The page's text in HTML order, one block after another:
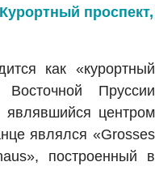
проспект,
как «курортный
Пруссии
являвшийся центром
являлся «Grosses
построенный в